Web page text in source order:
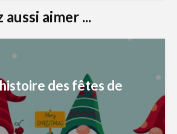
aimer ...
des fêtes de